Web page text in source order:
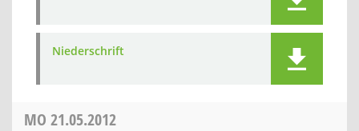
Niederschrift
MO 21.05.2012